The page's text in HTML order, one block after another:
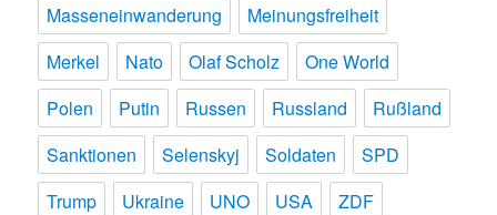
Masseneinwanderung
Meinungsfreiheit
Merkel
Nato Olaf Scholz
One World
Polen
Putin Russen Russland
Rußland
Sanktionen
Selenskyj Soldaten
SPD
Trump
Ukraine UNO USA ZDF